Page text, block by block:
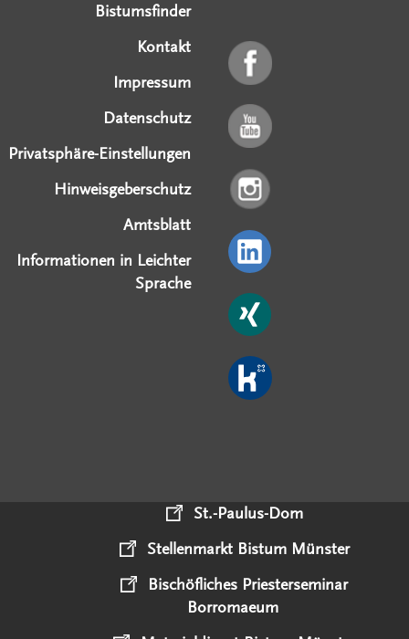
Bistumsfinder
Kontakt
Impressum
Datenschutz
Privatsphäre-Einstellungen
Hinweisgeberschutz
Amtsblatt
Informationen in Leichter
Sprache
St.-Paulus-Dom
Stellenmarkt Bistum Münster
Bischöfliches Priesterseminar
Borromaeum